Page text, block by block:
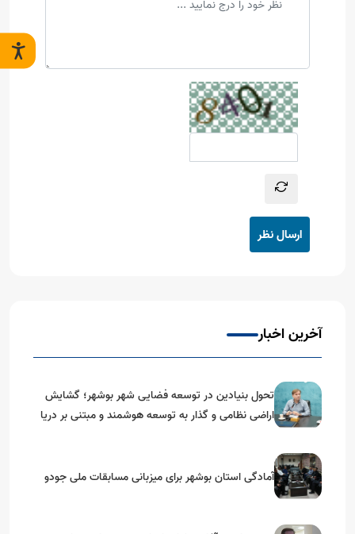
ارسال نظر
آخرین اخبار
تحول بنیادین در توسعه فضایی شهر بوشهر؛ گشایش
اراضی نظامی و گذار به توسعه هوشمند و مبتنی بر دریا
آمادگی استان بوشهر برای میزبانی مسابقات ملی جودو